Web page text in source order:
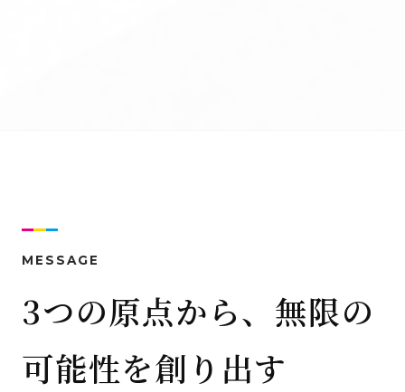
MESSAGE
3つの原点から、無限の
可能性を創り出す